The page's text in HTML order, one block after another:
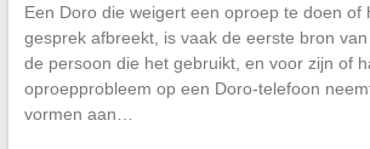
Een Doro die weigert een oproep te doen of
gesprek afbreekt, is vaak de eerste bron
de persoon die het gebruikt, en voor zijn of
oproepprobleem op een Doro-telefoon
vormen aan…